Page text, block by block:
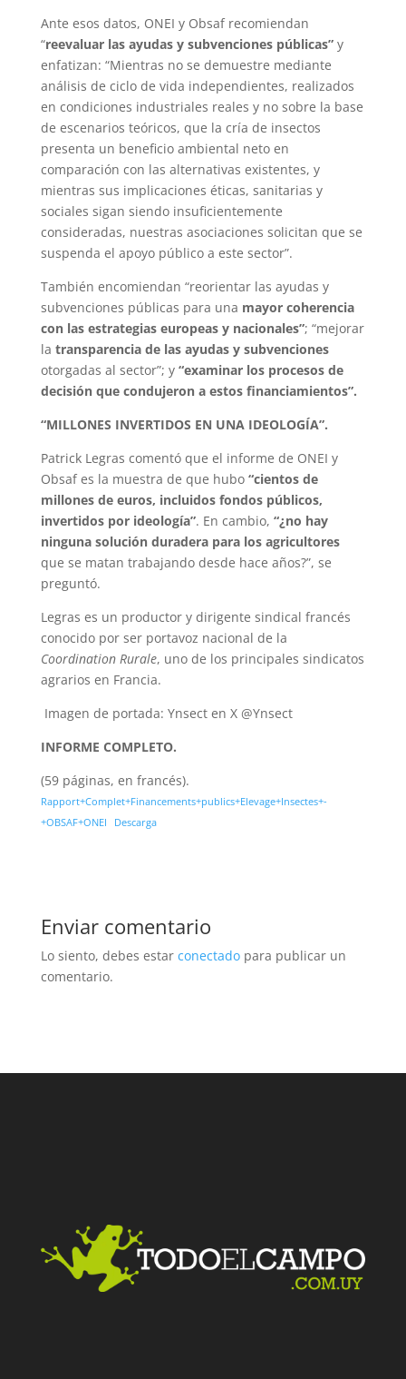
Ante esos datos, ONEI y Obsaf recomiendan
“reevaluar las ayudas y subvenciones públicas”y
enfatizan: “Mientras no se demuestre mediante
análisis de ciclo de vida independientes, realizados
en condiciones industriales reales y no sobre la base
de escenarios teóricos, que la cría de insectos
presenta un beneficio ambiental neto en
comparación con las alternativas existentes, y
mientras sus implicaciones éticas, sanitarias y
sociales sigan siendo insuficientemente
consideradas, nuestras asociaciones solicitan que se
suspenda el apoyo público a este sector”.
También encomiendan “reorientar las ayudas y
subvenciones públicas para una mayor coherencia
con las estrategias europeas y nacionales”; “mejorar
la transparencia de las ayudas y subvenciones
otorgadas al sector”; y “examinar los procesos de
decisión que condujeron a estos financiamientos”.
“MILLONES INVERTIDOS EN UNA IDEOLOGÍA”.
Patrick Legras comentó que el informe de ONEI y
Obsaf es la muestra de que hubo “cientos de
millones de euros, incluidos fondos públicos,
invertidos por ideología”. En cambio, “¿no hay
ninguna solución duradera para los agricultores
que se matan trabajando desde hace años?”, se
preguntó.
Legras es un productor y dirigente sindical francés
conocido por ser portavoz nacional de la
Coordination Rurale, uno de los principales sindicatos
agrarios en Francia.
Imagen de portada: Ynsect en X @Ynsect
INFORME COMPLETO.
(59 páginas, en francés).
Rapport+Complet+Financements+publics+Elevage+Insectes+-
+OBSAF+ONEI
Descarga
Enviar comentario
Lo siento, debes estar conectadopara publicar un
comentario.
Facebook